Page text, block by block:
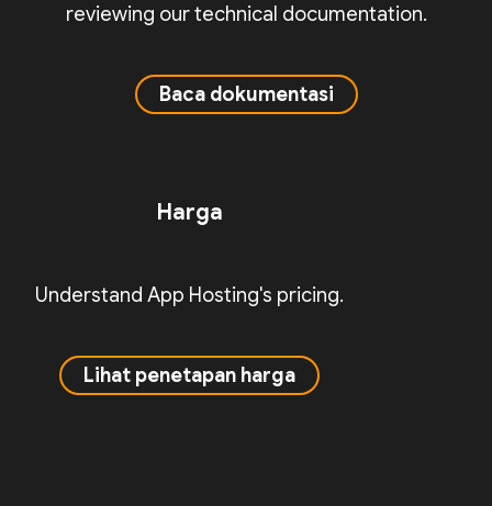
reviewing our technical documentation.
Baca dokumentasi
Harga
Understand App Hosting's pricing.
Lihat penetapan harga